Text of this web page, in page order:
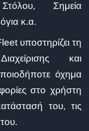
Σημεία
κ.α.
υποστηρίζει τη
και
όχημα
στο χρήστη
του, τις